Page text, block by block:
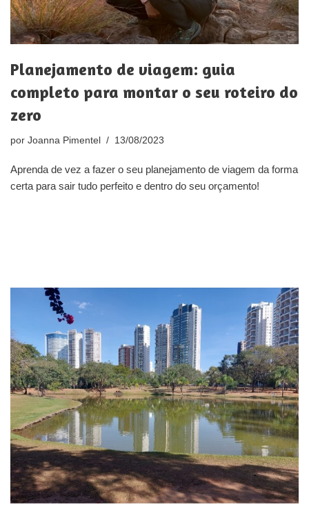
Planejamento de viagem: guia
completo para montar o seu roteiro do
zero
por Joanna Pimentel 13/08/2023
Aprenda de vez a fazer o seu planejamento de viagem da forma
certa para sair tudo perfeito e dentro do seu orçamento!